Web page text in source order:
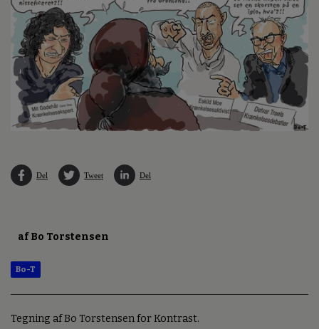
Del Tweet Del
af Bo Torstensen
Bo-T
Tegning af Bo Torstensen for Kontrast.